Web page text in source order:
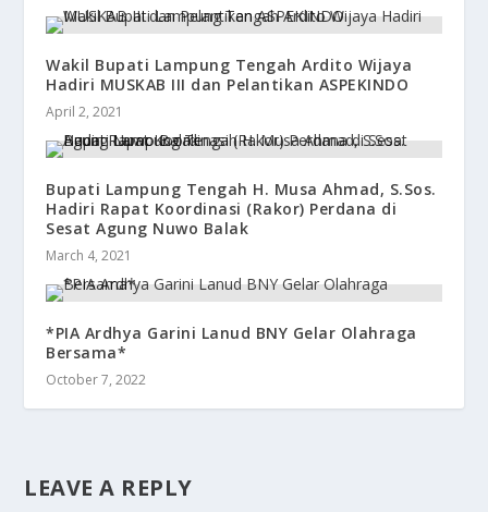
Wakil Bupati Lampung Tengah Ardito Wijaya
Hadiri MUSKAB III dan Pelantikan ASPEKINDO
April 2, 2021
Bupati Lampung Tengah H. Musa Ahmad, S.Sos.
Hadiri Rapat Koordinasi (Rakor) Perdana di
Sesat Agung Nuwo Balak
March 4, 2021
*PIA Ardhya Garini Lanud BNY Gelar Olahraga
Bersama*
October 7, 2022
LEAVE A REPLY